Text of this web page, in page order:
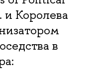
Королева
в